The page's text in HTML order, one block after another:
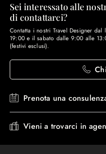
Sei interessato alle
di contattarci?
Contatta i nostri Travel Designer
19:00 e il sabato dalle 9:00 alle
(festivi esclusi).
Prenota una
Vieni a trovarci in